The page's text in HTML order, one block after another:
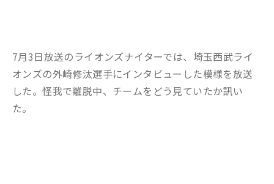
7月3日放送のライオンズナイターでは、埼玉西武ライ
オンズの外崎修汰選手にインタビューした模様を放送
した。怪我で離脱中、チームをどう見ていたか訊い
た。